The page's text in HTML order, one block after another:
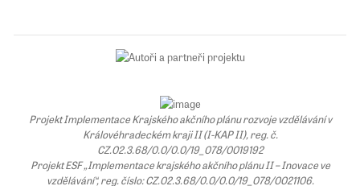
Projekt Implementace Krajského akčního plánu rozvoje vzdělávání v
Královéhradeckém kraji II (I-KAP II), reg. č.
CZ.02.3.68/0.0/0.0/19_078/0019192
Projekt ESF „Implementace krajského akčního plánu II – Inovace ve
vzdělávání“, reg. číslo: CZ.02.3.68/0.0/0.0/19_078/0021106.